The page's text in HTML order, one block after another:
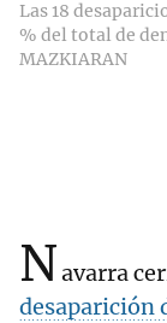
Las 18
% del total de
MAZKIARAN
Navarra
desaparición